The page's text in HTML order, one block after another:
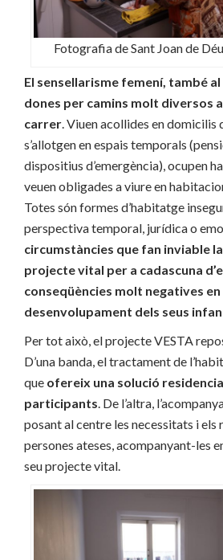
Fotografia de Sant Joan de
El sensellarisme femení, també
dones per camins molt diversos
carrer. Viuen acollides en domicilis
s’allotgen en espais temporals
dispositius d’emergència), ocupen
veuen obligades a viure en
Totes són formes d’habitatge
perspectiva temporal, jurídica o
circumstàncies que fan inviable
projecte vital per a cadascuna
conseqüències molt negatives en
desenvolupament dels seus
Per tot això, el projecte VESTA
D’una banda, el tractament de
que ofereix una solució
participants. De l’altra,
posant al centre les necessitats i els
persones ateses, acompanyant-les
seu projecte vital.